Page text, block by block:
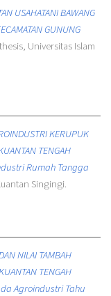
USAHATANI BAWANG
GUNUNG
Universitas Islam
KERUPUK
TENGAH
Rumah Tangga
Singingi.
NILAI TAMBAH
TENGAH
Agroindustri Tahu